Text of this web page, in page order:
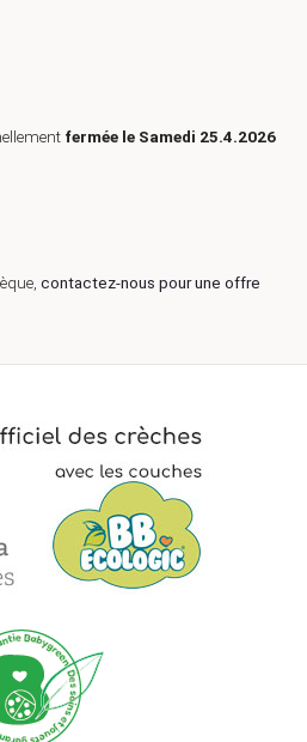
fermée le Samedi 25.4.2026
contactez-nous pour une offre